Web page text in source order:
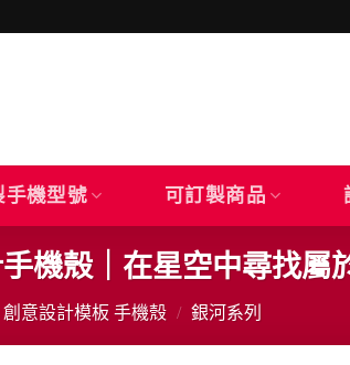
手機型號 可訂製商品
機殼｜在星空中尋找屬
創意設計模板 手機殼 / 銀河系列